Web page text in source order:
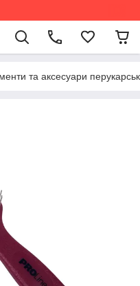
та аксесуари